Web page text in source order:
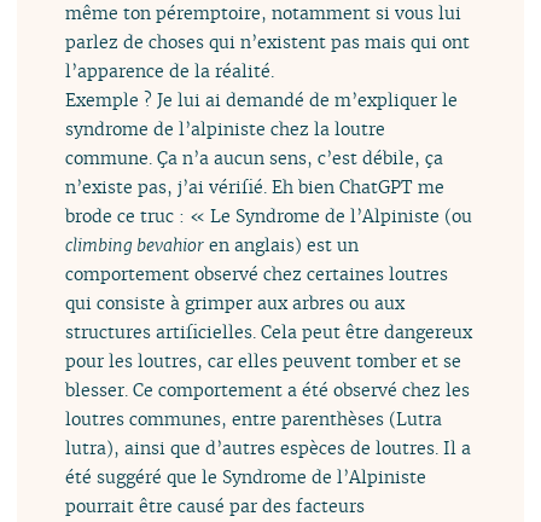
même ton péremptoire, notamment si vous lui
parlez de choses qui n’existent pas mais qui ont
l’apparence de la réalité.
Exemple ? Je lui ai demandé de m’expliquer le
syndrome de l’alpiniste chez la loutre
commune. Ça n’a aucun sens, c’est débile, ça
n’existe pas, j’ai vérifié. Eh bien ChatGPT me
brode ce truc : « Le Syndrome de l’Alpiniste (ou
climbing bevahior en anglais) est un
comportement observé chez certaines loutres
qui consiste à grimper aux arbres ou aux
structures artificielles. Cela peut être dangereux
pour les loutres, car elles peuvent tomber et se
blesser. Ce comportement a été observé chez les
loutres communes, entre parenthèses (Lutra
lutra), ainsi que d’autres espèces de loutres. Il a
été suggéré que le Syndrome de l’Alpiniste
pourrait être causé par des facteurs